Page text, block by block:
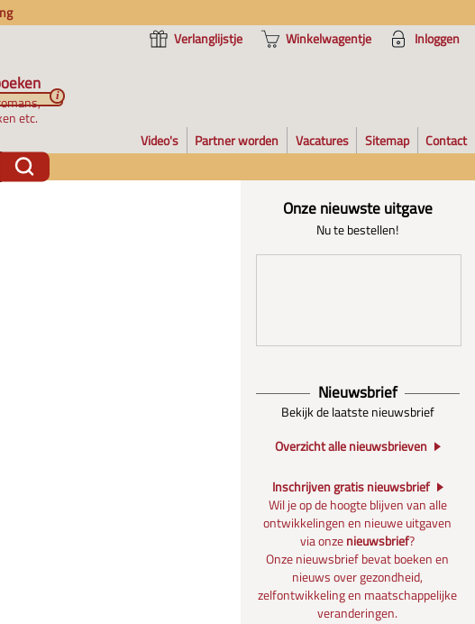
Verlanglijstje
Winkelwagentje Inloggen
etc.
i
Video's Partner worden Vacatures Sitemap Contact
Onze nieuwste uitgave
Nu te bestellen!
Nieuwsbrief
Bekijk de laatste nieuwsbrief
Overzicht alle nieuwsbrieven
Inschrijven gratis nieuwsbrief
Wil je op de hoogte blijven van alle
ontwikkelingen en nieuwe uitgaven
via onzenieuwsbrief?
Onze nieuwsbrief bevat boeken en
nieuws over gezondheid,
zelfontwikkeling en maatschappelijke
veranderingen.